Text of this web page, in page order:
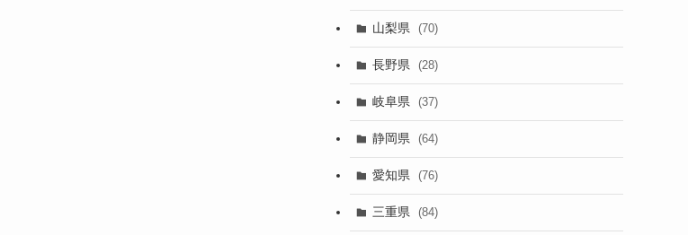
山梨県 (70)
長野県 (28)
岐阜県 (37)
静岡県 (64)
愛知県 (76)
三重県 (84)